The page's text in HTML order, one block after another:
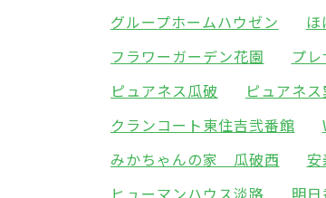
グループホームハウゼン
ほ
フラワーガーデン花園
プ
ピュアネス瓜破
ピュアネス
クランコート東住吉弐番館
みかちゃんの家 瓜破西